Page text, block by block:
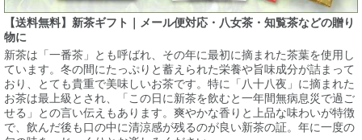
【送料無料】新茶ギフト｜メール便対応・八女茶・知覧茶などの贈り
物に
新茶は「一番茶」とも呼ばれ、その年に最初に摘まれた茶葉を使用し
ています。冬の間にたっぷりと蓄えられた栄養や旨味成分が詰まって
おり、とても貴重で美味しいお茶です。特に「八十八夜」に摘まれた
お茶は最上級とされ、「この日に新茶を飲むと一年間無病息災で過ご
せる」との言い伝えもあります。爽やかな香りと上品な味わいが特徴
で、飲んだ後も口の中に清涼感が残るのが良い新茶の証。年に一度の